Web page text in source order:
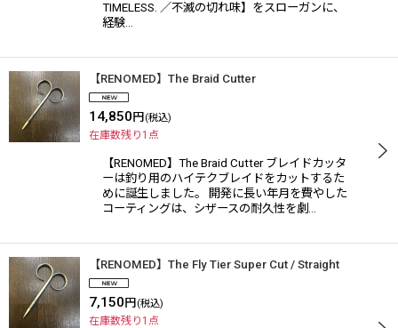
TIMELESS. ／不滅の切れ味】をスローガンに、
経験…
【RENOMED】The Braid Cutter
14,850 円 (税込)
在庫数残り1点
【RENOMED】The Braid Cutter ブレイドカッタ
ーは釣り用のハイテクブレイドをカットするた
めに誕生しました。 開発に長い年月を費やした
コーティングは、シザースの耐久性を劇…
【RENOMED】The Fly Tier Super Cut / Straight
7,150 円 (税込)
在庫数残り1点